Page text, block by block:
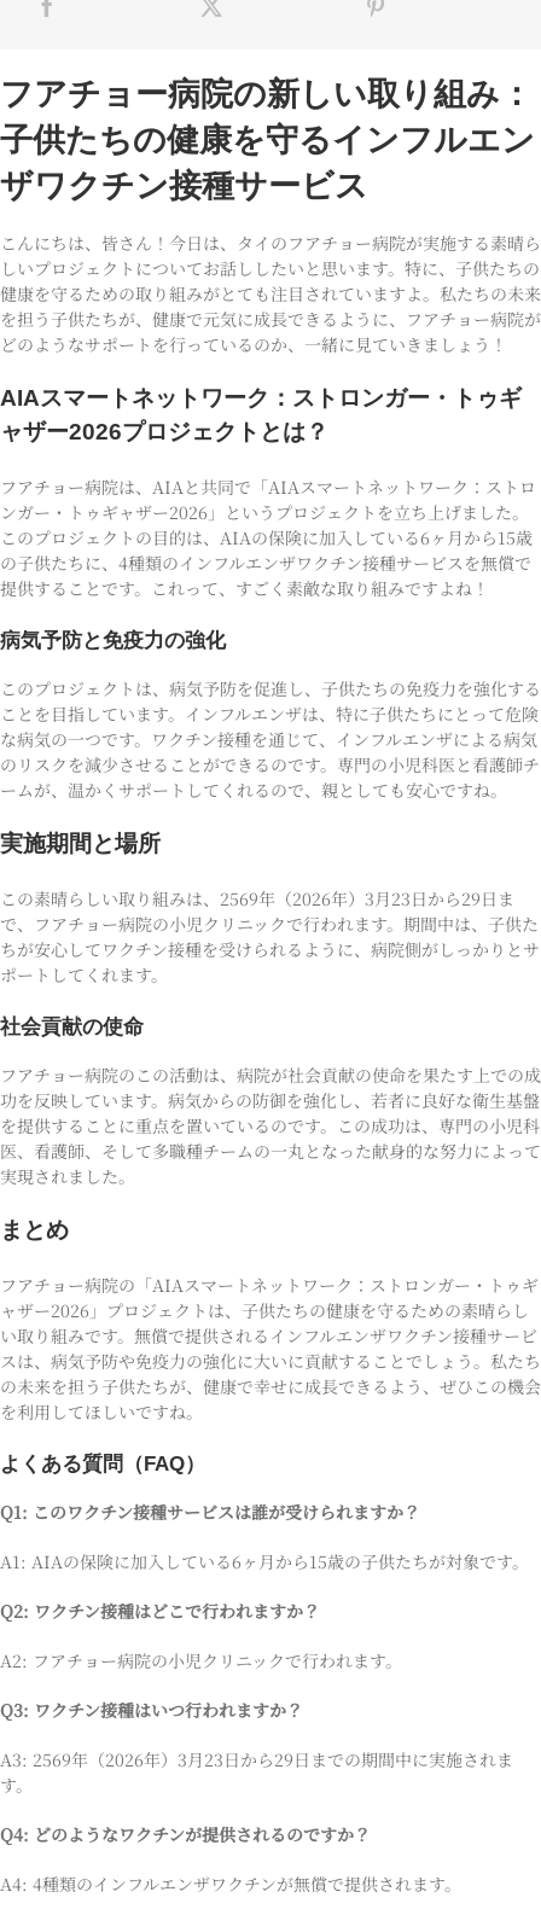
フアチョー病院の新しい取り組み：
子供たちの健康を守るインフルエン
ザワクチン接種サービス
こんにちは、皆さん！今日は、タイのフアチョー病院が実施する素晴ら
しいプロジェクトについてお話ししたいと思います。特に、子供たちの
健康を守るための取り組みがとても注目されていますよ。私たちの未来
を担う子供たちが、健康で元気に成長できるように、フアチョー病院が
どのようなサポートを行っているのか、一緒に見ていきましょう！
AIAスマートネットワーク：ストロンガー・トゥギ
ャザー2026プロジェクトとは？
フアチョー病院は、AIAと共同で「AIAスマートネットワーク：ストロ
ンガー・トゥギャザー2026」というプロジェクトを立ち上げました。
このプロジェクトの目的は、AIAの保険に加入している6ヶ月から15歳
の子供たちに、4種類のインフルエンザワクチン接種サービスを無償で
提供することです。これって、すごく素敵な取り組みですよね！
病気予防と免疫力の強化
このプロジェクトは、病気予防を促進し、子供たちの免疫力を強化する
ことを目指しています。インフルエンザは、特に子供たちにとって危険
な病気の一つです。ワクチン接種を通じて、インフルエンザによる病気
のリスクを減少させることができるのです。専門の小児科医と看護師チ
ームが、温かくサポートしてくれるので、親としても安心ですね。
実施期間と場所
この素晴らしい取り組みは、2569年（2026年）3月23日から29日ま
で、フアチョー病院の小児クリニックで行われます。期間中は、子供た
ちが安心してワクチン接種を受けられるように、病院側がしっかりとサ
ポートしてくれます。
社会貢献の使命
フアチョー病院のこの活動は、病院が社会貢献の使命を果たす上での成
功を反映しています。病気からの防御を強化し、若者に良好な衛生基盤
を提供することに重点を置いているのです。この成功は、専門の小児科
医、看護師、そして多職種チームの一丸となった献身的な努力によって
実現されました。
まとめ
フアチョー病院の「AIAスマートネットワーク：ストロンガー・トゥギ
ャザー2026」プロジェクトは、子供たちの健康を守るための素晴らし
い取り組みです。無償で提供されるインフルエンザワクチン接種サービ
スは、病気予防や免疫力の強化に大いに貢献することでしょう。私たち
の未来を担う子供たちが、健康で幸せに成長できるよう、ぜひこの機会
を利用してほしいですね。
よくある質問（FAQ）
Q1: このワクチン接種サービスは誰が受けられますか？
A1: AIAの保険に加入している6ヶ月から15歳の子供たちが対象です。
Q2: ワクチン接種はどこで行われますか？
A2: フアチョー病院の小児クリニックで行われます。
Q3: ワクチン接種はいつ行われますか？
A3: 2569年（2026年）3月23日から29日までの期間中に実施されま
す。
Q4: どのようなワクチンが提供されるのですか？
A4: 4種類のインフルエンザワクチンが無償で提供されます。